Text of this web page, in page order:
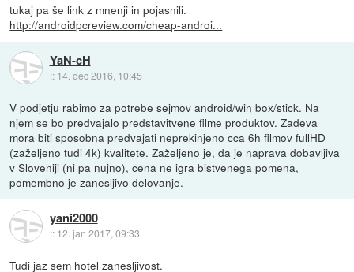
tukaj pa še link z mnenji in pojasnili.
http://androidpcreview.com/cheap-androi...
YaN-cH
:: 14. dec 2016, 10:45
V podjetju rabimo za potrebe sejmov android/win box/stick. Na
njem se bo predvajalo predstavitvene filme produktov. Zadeva
mora biti sposobna predvajati neprekinjeno cca 6h filmov fullHD
(zaželjeno tudi 4k) kvalitete. Zaželjeno je, da je naprava dobavljiva
v Sloveniji (ni pa nujno), cena ne igra bistvenega pomena,
pomembno je zanesljivo delovanje.
yani2000
:: 12. jan 2017, 09:33
Tudi jaz sem hotel zanesljivost.